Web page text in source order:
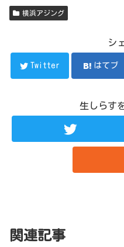
横浜アジング
シ
Twitter はてブ
生しらす
関連記事